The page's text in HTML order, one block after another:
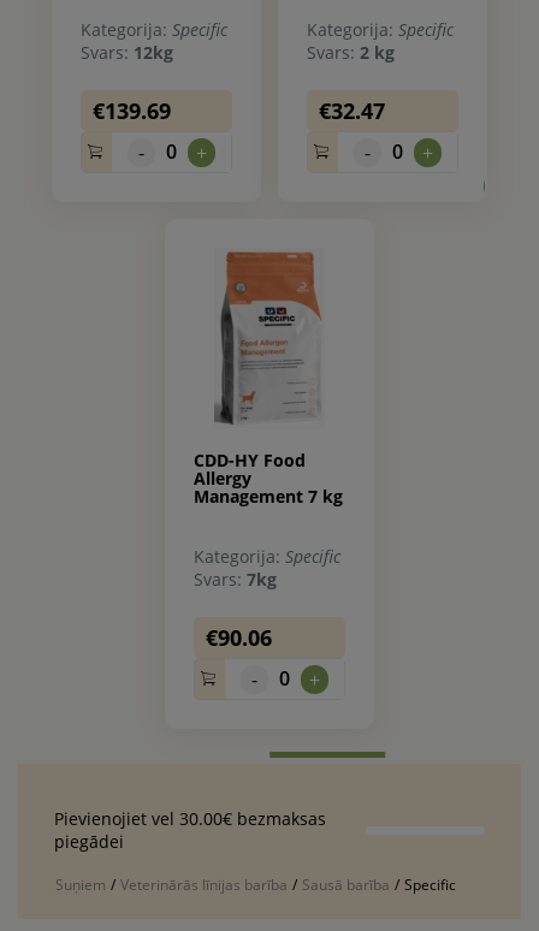
Kategorija: Specific
Svars: 12kg
€139.69
- 0 +
Kategorija: Specific
Svars: 2 kg
€32.47
- 0 +
CDD-HY Food
Allergy
Management 7 kg
Kategorija: Specific
Svars: 7kg
€90.06
- 0 +
Pievienojiet vel 30.00€ bezmaksas
piegādei
Suņiem / Veterinārās līnijas barība / Sausā barība / Specific